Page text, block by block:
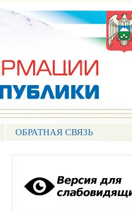
ОБРАТНАЯ СВЯЗЬ